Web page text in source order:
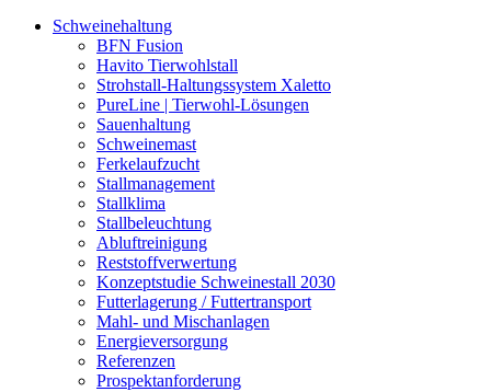
Schweinehaltung
BFN Fusion
Havito Tierwohlstall
Strohstall-Haltungssystem Xaletto
PureLine | Tierwohl-Lösungen
Sauenhaltung
Schweinemast
Ferkelaufzucht
Stallmanagement
Stallklima
Stallbeleuchtung
Abluftreinigung
Reststoffverwertung
Konzeptstudie Schweinestall 2030
Futterlagerung / Futtertransport
Mahl- und Mischanlagen
Energieversorgung
Referenzen
Prospektanforderung